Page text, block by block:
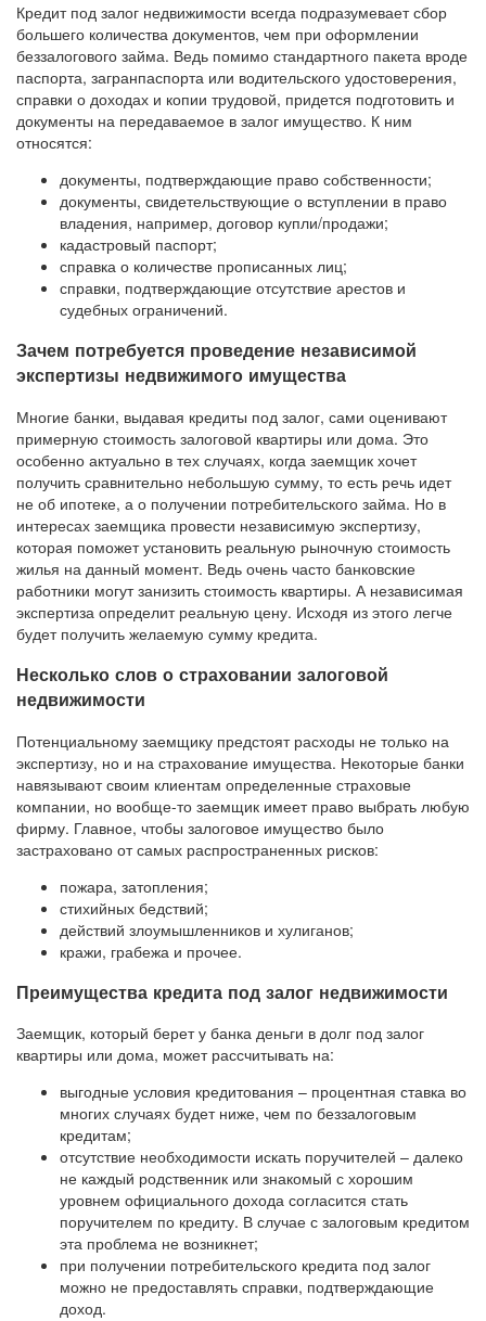
Кредит под залог недвижимости всегда подразумевает сбор
большего количества документов, чем при оформлении
беззалогового займа. Ведь помимо стандартного пакета вроде
паспорта, загранпаспорта или водительского удостоверения,
справки о доходах и копии трудовой, придется подготовить и
документы на передаваемое в залог имущество. К ним
относятся:
документы, подтверждающие право собственности;
документы, свидетельствующие о вступлении в право
владения, например, договор купли/продажи;
кадастровый паспорт;
справка о количестве прописанных лиц;
справки, подтверждающие отсутствие арестов и
судебных ограничений.
Зачем потребуется проведение независимой
экспертизы недвижимого имущества
Многие банки, выдавая кредиты под залог, сами оценивают
примерную стоимость залоговой квартиры или дома. Это
особенно актуально в тех случаях, когда заемщик хочет
получить сравнительно небольшую сумму, то есть речь идет
не об ипотеке, а о получении потребительского займа. Но в
интересах заемщика провести независимую экспертизу,
которая поможет установить реальную рыночную стоимость
жилья на данный момент. Ведь очень часто банковские
работники могут занизить стоимость квартиры. А независимая
экспертиза определит реальную цену. Исходя из этого легче
будет получить желаемую сумму кредита.
Несколько слов о страховании залоговой
недвижимости
Потенциальному заемщику предстоят расходы не только на
экспертизу, но и на страхование имущества. Некоторые банки
навязывают своим клиентам определенные страховые
компании, но вообще-то заемщик имеет право выбрать любую
фирму. Главное, чтобы залоговое имущество было
застраховано от самых распространенных рисков:
пожара, затопления;
стихийных бедствий;
действий злоумышленников и хулиганов;
кражи, грабежа и прочее.
Преимущества кредита под залог недвижимости
Заемщик, который берет у банка деньги в долг под залог
квартиры или дома, может рассчитывать на:
выгодные условия кредитования – процентная ставка во
многих случаях будет ниже, чем по беззалоговым
кредитам;
отсутствие необходимости искать поручителей – далеко
не каждый родственник или знакомый с хорошим
уровнем официального дохода согласится стать
поручителем по кредиту. В случае с залоговым кредитом
эта проблема не возникнет;
при получении потребительского кредита под залог
можно не предоставлять справки, подтверждающие
доход.